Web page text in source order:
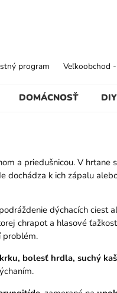
DOMÁCNOSŤ DIY
program Veľkoobchod
a priedušnicou. V hrtane
k ich zápalu
dýchacích ciest
chrapot a hlasové
problém.
bolesť hrdla, suchý